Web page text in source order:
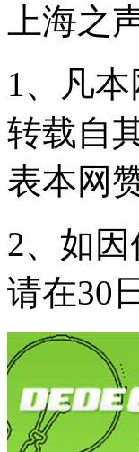
上海之
1、凡
转载自
表本网
2、如
请在30